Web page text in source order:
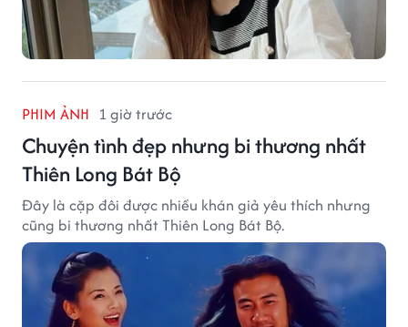
PHIM ẢNH 1 giờ trước
Chuyện tình đẹp nhưng bi thương nhất
Thiên Long Bát Bộ
Đây là cặp đôi được nhiều khán giả yêu thích nhưng
cũng bi thương nhất Thiên Long Bát Bộ.